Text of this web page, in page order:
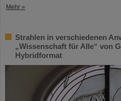
Mehr »
Strahlen in verschiedenen
„Wissenschaft für Alle“ von
Hybridformat